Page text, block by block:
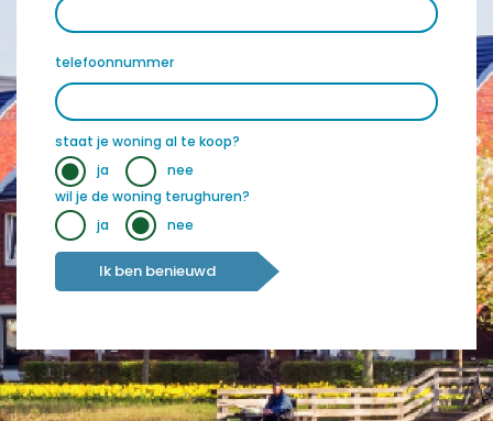
telefoonnummer
staat je woning al te koop?
ja
nee
wil je de woning terughuren?
ja
nee
Ik ben benieuwd